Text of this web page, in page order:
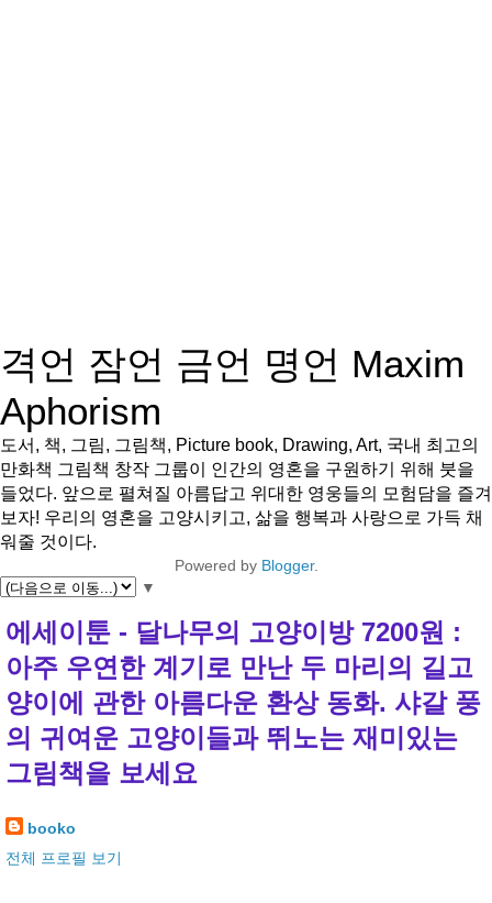
격언 잠언 금언 명언 Maxim
Aphorism
도서, 책, 그림, 그림책, Picture book, Drawing, Art, 국내 최고의
만화책 그림책 창작 그룹이 인간의 영혼을 구원하기 위해 붓을
들었다. 앞으로 펼쳐질 아름답고 위대한 영웅들의 모험담을 즐겨
보자! 우리의 영혼을 고양시키고, 삶을 행복과 사랑으로 가득 채
워줄 것이다.
Powered by Blogger.
▼
에세이툰 - 달나무의 고양이방 7200원 :
아주 우연한 계기로 만난 두 마리의 길고
양이에 관한 아름다운 환상 동화. 샤갈 풍
의 귀여운 고양이들과 뛰노는 재미있는
그림책을 보세요
booko
전체 프로필 보기